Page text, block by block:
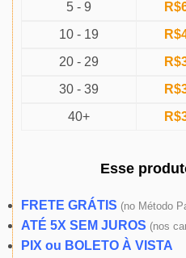
5 - 9
R$
10 - 19
R$
20 - 29
R$
30 - 39
R$
40+
R$
Esse
FRETE GRÁTIS (no Método
ATÉ 5X SEM JUROS (nos
PIX ou BOLETO À VISTA